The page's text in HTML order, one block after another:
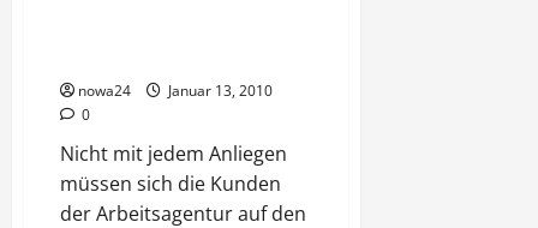
nowa24
Januar 13, 2010
0
Nicht mit jedem Anliegen
müssen sich die Kunden
der Arbeitsagentur auf den